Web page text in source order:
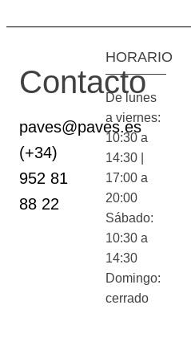
Contacto
paves@paves.es
(+34)
952 81
88 22
HORARIO
De lunes
a viernes:
10:30 a
14:30 |
17:00 a
20:00
Sábado:
10:30 a
14:30
Domingo:
cerrado